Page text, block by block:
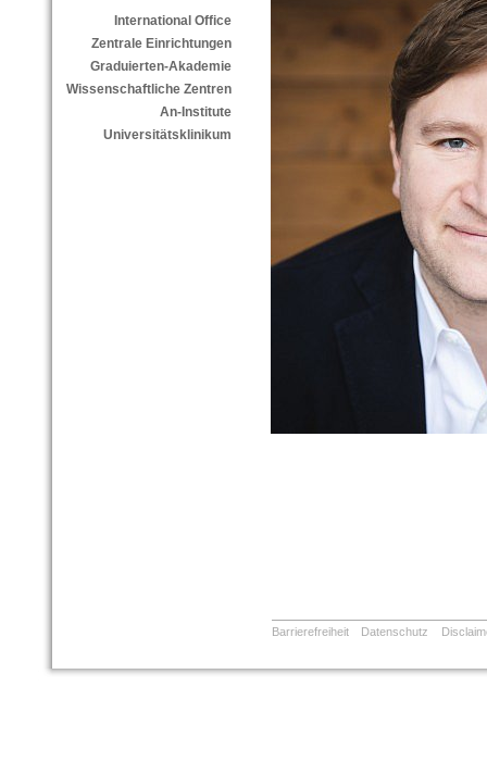
International Office
Zentrale Einrichtungen
Graduierten-Akademie
Wissenschaftliche Zentren
An-Institute
Universitätsklinikum
Barrierefreiheit Datenschutz